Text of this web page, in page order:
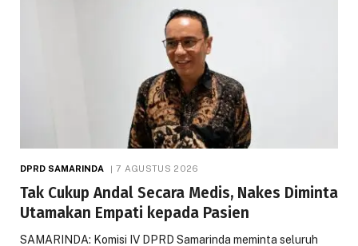
DPRD SAMARINDA 7 AGUSTUS 2026
Tak Cukup Andal Secara Medis, Nakes Diminta
Utamakan Empati kepada Pasien
SAMARINDA: Komisi IV DPRD Samarinda meminta seluruh